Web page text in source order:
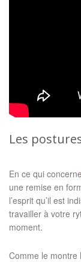
Les
En ce qui concerne
une remise en
l’esprit qu’il est
travailler à votre
moment.
Comme le montre